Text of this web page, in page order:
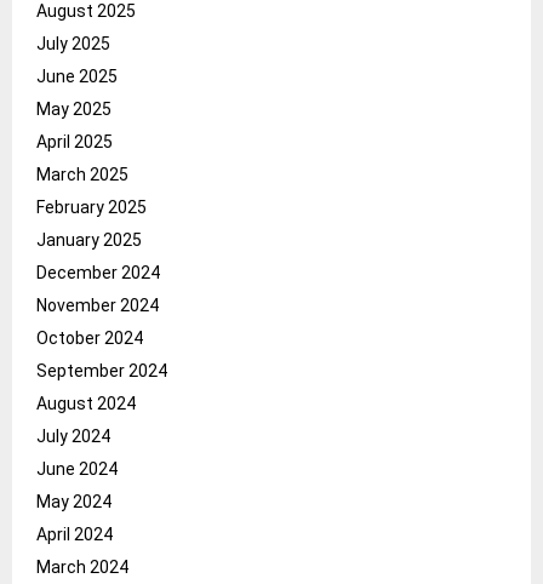
August 2025
July 2025
June 2025
May 2025
April 2025
March 2025
February 2025
January 2025
December 2024
November 2024
October 2024
September 2024
August 2024
July 2024
June 2024
May 2024
April 2024
March 2024